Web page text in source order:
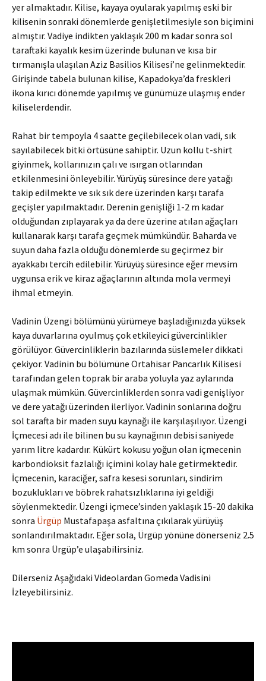
yer almaktadır. Kilise, kayaya oyularak yapılmış eski bir
kilisenin sonraki dönemlerde genişletilmesiyle son biçimini
almıştır. Vadiye indikten yaklaşık 200 m kadar sonra sol
taraftaki kayalık kesim üzerinde bulunan ve kısa bir
tırmanışla ulaşılan Aziz Basilios Kilisesi’ne gelinmektedir.
Girişinde tabela bulunan kilise, Kapadokya’da freskleri
ikona kırıcı dönemde yapılmış ve günümüze ulaşmış ender
kiliselerdendir.
Rahat bir tempoyla 4 saatte geçilebilecek olan vadi, sık
sayılabilecek bitki örtüsüne sahiptir. Uzun kollu t-shirt
giyinmek, kollarınızın çalı ve ısırgan otlarından
etkilenmesini önleyebilir. Yürüyüş süresince dere yatağı
takip edilmekte ve sık sık dere üzerinden karşı tarafa
geçişler yapılmaktadır. Derenin genişliği 1-2 m kadar
olduğundan zıplayarak ya da dere üzerine atılan ağaçları
kullanarak karşı tarafa geçmek mümkündür. Baharda ve
suyun daha fazla olduğu dönemlerde su geçirmez bir
ayakkabı tercih edilebilir. Yürüyüş süresince eğer mevsim
uygunsa erik ve kiraz ağaçlarının altında mola vermeyi
ihmal etmeyin.
Vadinin Üzengi bölümünü yürümeye başladığınızda yüksek
kaya duvarlarına oyulmuş çok etkileyici güvercinlikler
görülüyor. Güvercinliklerin bazılarında süslemeler dikkati
çekiyor. Vadinin bu bölümüne Ortahisar Pancarlık Kilisesi
tarafından gelen toprak bir araba yoluyla yaz aylarında
ulaşmak mümkün. Güvercinliklerden sonra vadi genişliyor
ve dere yatağı üzerinden ilerliyor. Vadinin sonlarına doğru
sol tarafta bir maden suyu kaynağı ile karşılaşılıyor. Üzengi
İçmecesi adı ile bilinen bu su kaynağının debisi saniyede
yarım litre kadardır. Kükürt kokusu yoğun olan içmecenin
karbondioksit fazlalığı içimini kolay hale getirmektedir.
İçmecenin, karaciğer, safra kesesi sorunları, sindirim
bozuklukları ve böbrek rahatsızlıklarına iyi geldiği
söylenmektedir. Üzengi içmece’sinden yaklaşık 15-20 dakika
sonra Ürgüp Mustafapaşa asfaltına çıkılarak yürüyüş
sonlandırılmaktadır. Eğer sola, Ürgüp yönüne dönerseniz 2.5
km sonra Ürgüp’e ulaşabilirsiniz.
Dilerseniz Aşağıdaki Videolardan Gomeda Vadisini
İzleyebilirsiniz.